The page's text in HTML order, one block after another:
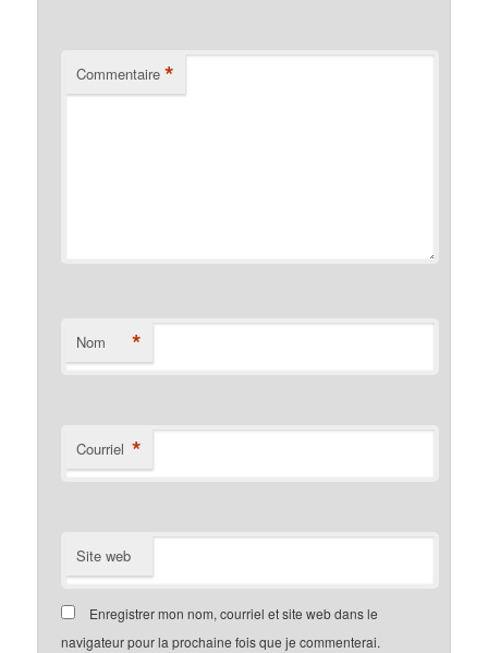
Commentaire *
Nom *
Courriel *
Site web
Enregistrer mon nom, courriel et site web dans le
navigateur pour la prochaine fois que je commenterai.